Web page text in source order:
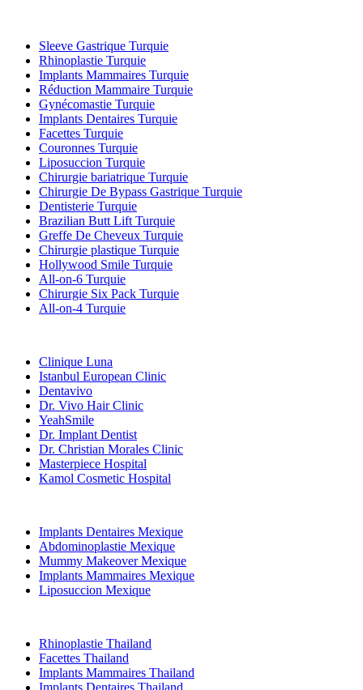
Sleeve Gastrique Turquie
Rhinoplastie Turquie
Implants Mammaires Turquie
Réduction Mammaire Turquie
Gynécomastie Turquie
Implants Dentaires Turquie
Facettes Turquie
Couronnes Turquie
Liposuccion Turquie
Chirurgie bariatrique Turquie
Chirurgie De Bypass Gastrique Turquie
Dentisterie Turquie
Brazilian Butt Lift Turquie
Greffe De Cheveux Turquie
Chirurgie plastique Turquie
Hollywood Smile Turquie
All-on-6 Turquie
Chirurgie Six Pack Turquie
All-on-4 Turquie
Clinique Luna
Istanbul European Clinic
Dentavivo
Dr. Vivo Hair Clinic
YeahSmile
Dr. Implant Dentist
Dr. Christian Morales Clinic
Masterpiece Hospital
Kamol Cosmetic Hospital
Implants Dentaires Mexique
Abdominoplastie Mexique
Mummy Makeover Mexique
Implants Mammaires Mexique
Liposuccion Mexique
Rhinoplastie Thailand
Facettes Thailand
Implants Mammaires Thailand
Implants Dentaires Thailand